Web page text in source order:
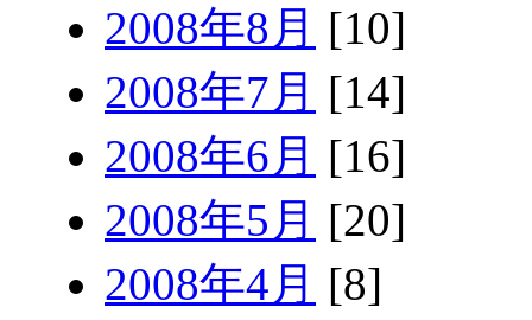
2008年8月 [10]
2008年7月 [14]
2008年6月 [16]
2008年5月 [20]
2008年4月 [8]